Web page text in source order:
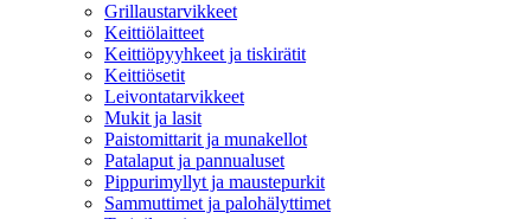
Grillaustarvikkeet
Keittiölaitteet
Keittiöpyyhkeet ja tiskirätit
Keittiösetit
Leivontatarvikkeet
Mukit ja lasit
Paistomittarit ja munakellot
Patalaput ja pannualuset
Pippurimyllyt ja maustepurkit
Sammuttimet ja palohälyttimet